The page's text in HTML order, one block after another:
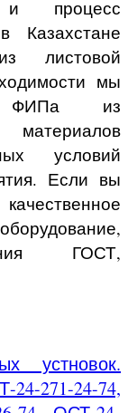
и процесс
Казахстане
листовой
мы
ФИПа из
условий
Если вы
ГОСТ,
устновок.
24-271-24-74,